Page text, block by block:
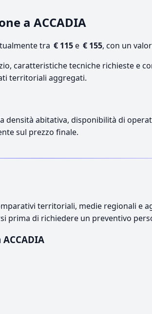
a ACCADIA
tra € 115e € 155, con un
caratteristiche tecniche richieste e
territoriali aggregati.
densità abitativa, disponibilità di
sul prezzo finale.
territoriali, medie regionali e
prima di richiedere un preventivo